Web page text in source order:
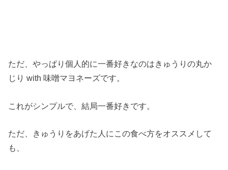
ただ、やっぱり個人的に一番好きなのはきゅうりの丸か
じり with 味噌マヨネーズです。
これがシンプルで、結局一番好きです。
ただ、きゅうりをあげた人にこの食べ方をオススメして
も、